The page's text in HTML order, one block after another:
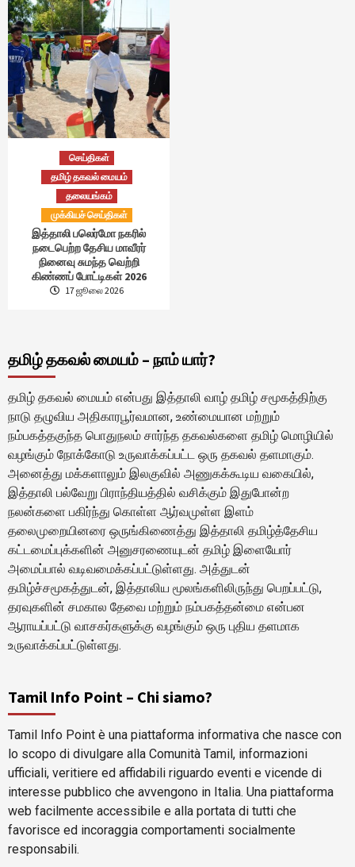
செய்திகள்
தமிழ் தகவல் மையம்
தலையங்கம்
முக்கியச் செய்திகள்
இத்தாலி பலெர்மோ நகரில்
நடைபெற்ற தேசிய மாவீரர்
நினைவு சுமந்த வெற்றி
கிண்ணப் போட்டிகள் 2026
17 ஜூலை 2026
தமிழ் தகவல் மையம் – நாம் யார்?
தமிழ் தகவல் மையம் என்பது இத்தாலி வாழ் தமிழ் சமூகத்திற்கு
நாடு தழுவிய அதிகாரபூர்வமான, உண்மையான மற்றும்
நம்பகத்தகுந்த பொதுநலம் சார்ந்த தகவல்களை தமிழ் மொழியில்
வழங்கும் நோக்கோடு உருவாக்கப்பட்ட ஒரு தகவல் தளமாகும்.
அனைத்து மக்களாலும் இலகுவில் அணுகக்கூடிய வகையில்,
இத்தாலி பல்வேறு பிராந்தியத்தில் வசிக்கும் இதுபோன்ற
நலன்களை பகிர்ந்து கொள்ள ஆர்வமுள்ள இளம்
தலைமுறையினரை ஒருங்கிணைத்து இத்தாலி தமிழ்த்தேசிய
கட்டமைப்புக்களின் அனுசரணையுடன் தமிழ் இளையோர்
அமைப்பால் வடிவமைக்கப்பட்டுள்ளது. அத்துடன்
தமிழ்ச்சமூகத்துடன், இத்தாலிய மூலங்களிலிருந்து பெறப்பட்டு,
தரவுகளின் சமகால தேவை மற்றும் நம்பகத்தன்மை என்பன
ஆராயப்பட்டு வாசகர்களுக்கு வழங்கும் ஒரு புதிய தளமாக
உருவாக்கப்பட்டுள்ளது.
Tamil Info Point – Chi siamo?
Tamil Info Point è una piattaforma informativa che nasce con
lo scopo di divulgare alla Comunità Tamil, informazioni
ufficiali, veritiere ed affidabili riguardo eventi e vicende di
interesse pubblico che avvengono in Italia. Una piattaforma
web facilmente accessibile e alla portata di tutti che
favorisce ed incoraggia comportamenti socialmente
responsabili.